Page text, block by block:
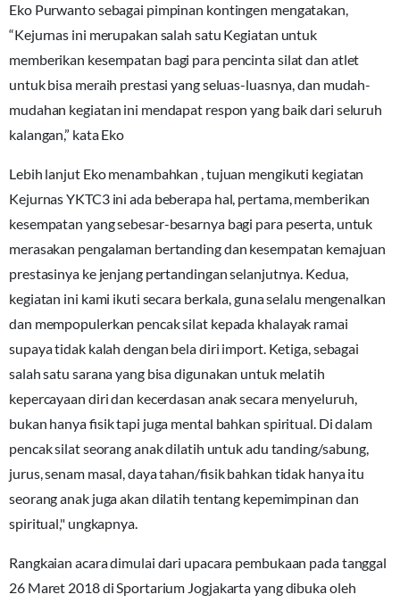
Eko Purwanto sebagai pimpinan kontingen mengatakan,
“Kejurnas ini merupakan salah satu Kegiatan untuk
memberikan kesempatan bagi para pencinta silat dan atlet
untuk bisa meraih prestasi yang seluas-luasnya, dan mudah-
mudahan kegiatan ini mendapat respon yang baik dari seluruh
kalangan,” kata Eko
Lebih lanjut Eko menambahkan , tujuan mengikuti kegiatan
Kejurnas YKTC3 ini ada beberapa hal, pertama, memberikan
kesempatan yang sebesar-besarnya bagi para peserta, untuk
merasakan pengalaman bertanding dan kesempatan kemajuan
prestasinya ke jenjang pertandingan selanjutnya. Kedua,
kegiatan ini kami ikuti secara berkala, guna selalu mengenalkan
dan mempopulerkan pencak silat kepada khalayak ramai
supaya tidak kalah dengan bela diri import. Ketiga, sebagai
salah satu sarana yang bisa digunakan untuk melatih
kepercayaan diri dan kecerdasan anak secara menyeluruh,
bukan hanya fisik tapi juga mental bahkan spiritual. Di dalam
pencak silat seorang anak dilatih untuk adu tanding/sabung,
jurus, senam masal, daya tahan/fisik bahkan tidak hanya itu
seorang anak juga akan dilatih tentang kepemimpinan dan
spiritual," ungkapnya.
Rangkaian acara dimulai dari upacara pembukaan pada tanggal
26 Maret 2018 di Sportarium Jogjakarta yang dibuka oleh